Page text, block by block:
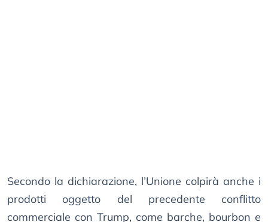
Secondo la dichiarazione, l’Unione colpirà anche i
prodotti oggetto del precedente conflitto
commerciale con Trump, come barche, bourbon e